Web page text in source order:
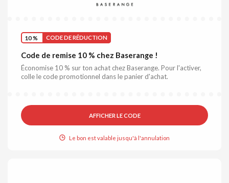
10 % CODE DE RÉDUCTION
Code de remise 10 % chez Baserange !
Économise 10 % sur ton achat chez Baserange. Pour l'activer,
colle le code promotionnel dans le panier d'achat.
AFFICHER LE CODE
Le bon est valable jusqu'à l'annulation